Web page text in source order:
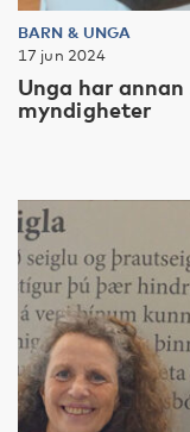
BARN & UNGA
17 jun 2024
Unga har
myndigheter